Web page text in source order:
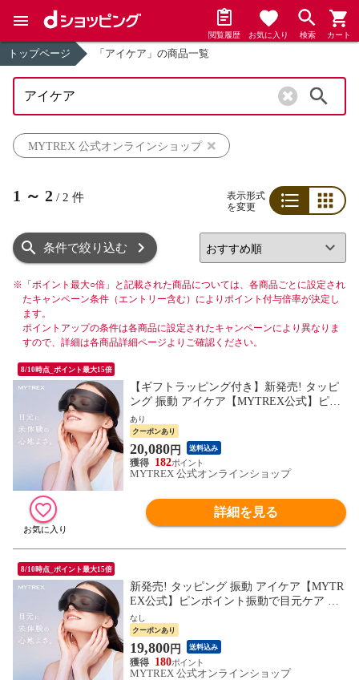
閲覧履歴 お気に入り 検索 カート
トップページ 「アイケア」の商品一覧
MYTREX 公式オンラインショップ
1 ～ 2 / 2 件
表示形式
を変更
条件で絞り込む
※ 「ポイント最大○倍」と記載された商品については、各商品ごとに設定され
たキャンペーン条件（エントリー含む）によりポイント付与倍率が決定し
ます。
ポイントアップの条件は各商品に設定されたキャンペーンにより異なりま
すので、詳細は各商品詳細ページよりご確認ください。
8/10時点_ポイント最大15倍
【ギフトラッピング付き】新発売! タッピ
ング 振動 アイケア【MYTREX公式】ピン
ポイント振動で 目元ケア MYTREX iRhyth
m コードレス 振動 アイマスク 目元エステ
リラックス グッズ 目元 疲れ ケア 実用的
プレゼント 贈り物 母の日 ギフト 自分用
新生活 父の日 実用的
あり
クーポンあり
20,080円 送料込み
182
MYTREX 公式オンラインショップ
詳細を見る
8/10時点_ポイント最大15倍
新発売! タッピング 振動 アイケア【MYTR
EX公式】ピンポイント振動で目元ケア MY
TREX iRhythm コードレス 振動 アイマスク
目元ケア 目元エステ 繰り返し リラックス
癒し グッズ 目元 疲れ ケア 3D 実用的 プレ
ゼント 贈り物 母の日 ギフト 自分用 新生
活 父の日 実用的
なし
クーポンあり
19,800円 送料込み
180
MYTREX 公式オンラインショップ